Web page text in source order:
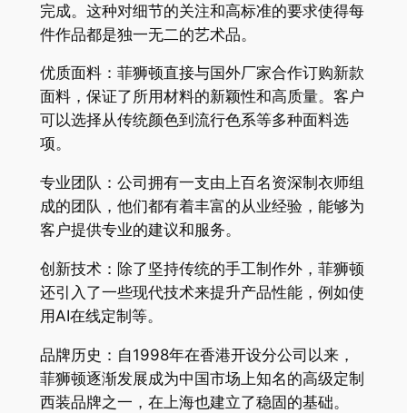
完成。这种对细节的关注和高标准的要求使得每
件作品都是独一无二的艺术品。
优质面料：菲狮顿直接与国外厂家合作订购新款
面料，保证了所用材料的新颖性和高质量。客户
可以选择从传统颜色到流行色系等多种面料选
项。
专业团队：公司拥有一支由上百名资深制衣师组
成的团队，他们都有着丰富的从业经验，能够为
客户提供专业的建议和服务。
创新技术：除了坚持传统的手工制作外，菲狮顿
还引入了一些现代技术来提升产品性能，例如使
用AI在线定制等。
品牌历史：自1998年在香港开设分公司以来，
菲狮顿逐渐发展成为中国市场上知名的高级定制
西装品牌之一，在上海也建立了稳固的基础。